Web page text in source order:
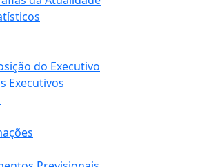
do Executivo
Executivos